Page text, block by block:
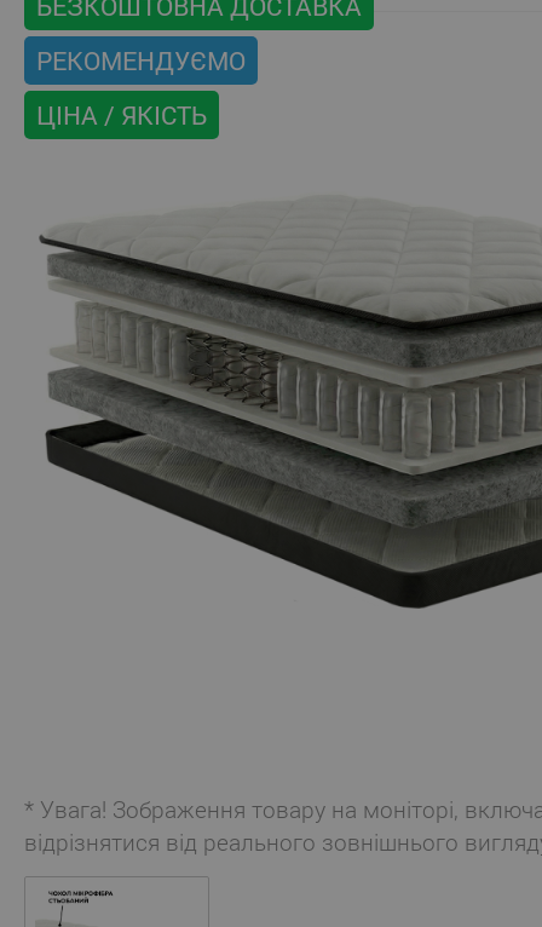
РЕКОМЕНДУЄМО
ЦІНА / ЯКІСТЬ
* Увага! Зображення товару на моніторі,
відрізнятися від реального зовнішнього